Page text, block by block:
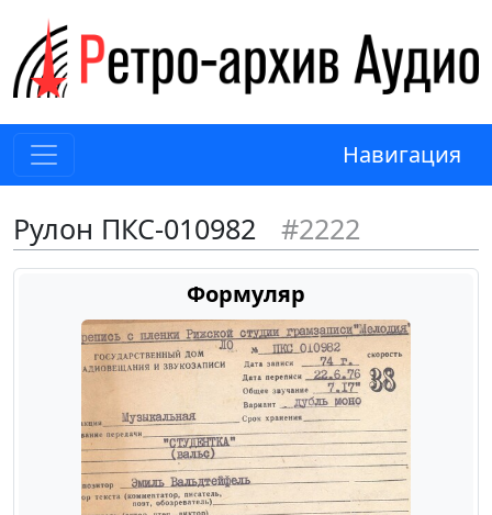
Навигация
Рулон ПКС-010982 #2222
Формуляр